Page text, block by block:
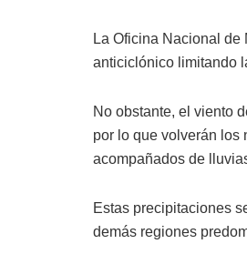
La Oficina Nacional de
anticiclónico limitando
No obstante, el viento
por lo que volverán los
acompañados de
Estas precipitaciones
demás regiones